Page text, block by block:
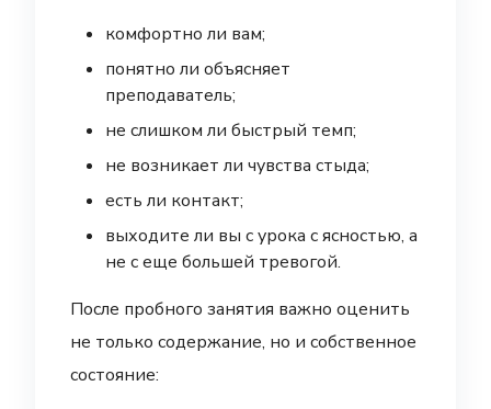
комфортно ли вам;
понятно ли объясняет
преподаватель;
не слишком ли быстрый темп;
не возникает ли чувства стыда;
есть ли контакт;
выходите ли вы с урока с ясностью, а
не с еще большей тревогой.
После пробного занятия важно оценить
не только содержание, но и собственное
состояние: